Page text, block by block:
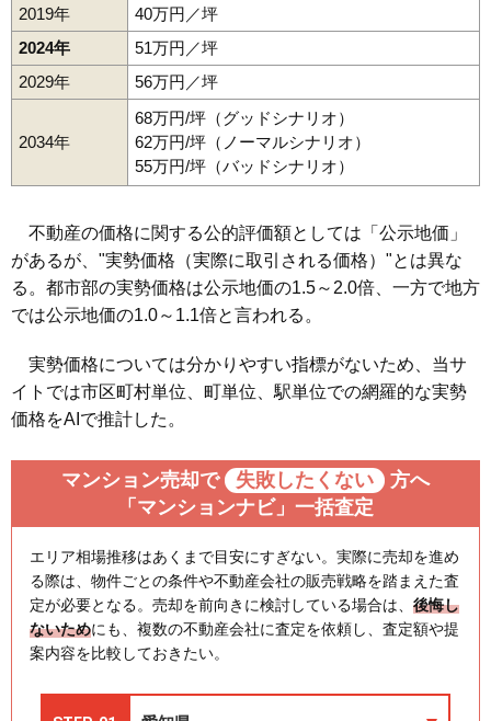
2019年
40万円／坪
2024年
51万円／坪
2029年
56万円／坪
2034年
68万円/坪（グッドシナリオ）
62万円/坪（ノーマルシナリオ）
55万円/坪（バッドシナリオ）
不動産の価格に関する公的評価額としては「公示地価」
があるが、"実勢価格（実際に取引される価格）"とは異な
る。都市部の実勢価格は公示地価の1.5～2.0倍、一方で地方
では公示地価の1.0～1.1倍と言われる。
実勢価格については分かりやすい指標がないため、当サ
イトでは市区町村単位、町単位、駅単位での網羅的な実勢
価格をAIで推計した。
マンション売却で 失敗したくない
方へ
「マンションナビ」一括査定
エリア相場推移はあくまで目安にすぎない。実際に売却を進め
る際は、物件ごとの条件や不動産会社の販売戦略を踏まえた査
定が必要となる。売却を前向きに検討している場合は、 後悔し
ないためにも、複数の不動産会社に査定を依頼し、査定額や提
案内容を比較しておきたい。